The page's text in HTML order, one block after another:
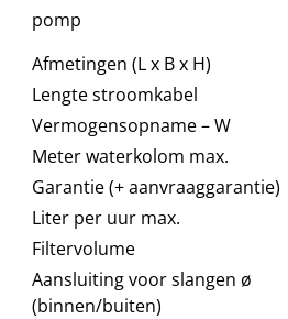
pomp
Afmetingen (L x B x H)
Lengte stroomkabel
Vermogensopname – W
Meter waterkolom max.
Garantie (+ aanvraaggarantie)
Liter per uur max.
Filtervolume
Aansluiting voor slangen ø
(binnen/buiten)